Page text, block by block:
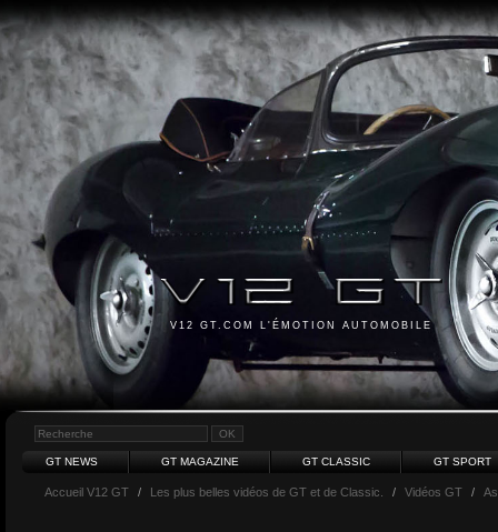
V12 GT.COM L'ÉMOTION AUTOMOBILE
GT NEWS GT MAGAZINE GT CLASSIC GT SPORT
Accueil V12 GT / Les plus belles vidéos de GT et de Classic. / Vidéos GT /